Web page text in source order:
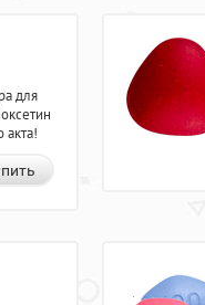
для
акта!